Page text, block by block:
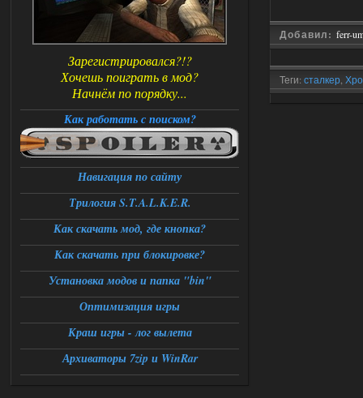
Добавил: ferr-
Теги: сталкер
Зарегистрировался?!?
Хочешь поиграть в мод?
Начнём по порядку...
Как работать с поиском?
Навигация по сайту
Трилогия S.T.A.L.K.E.R.
Как скачать мод, где кнопка?
Как скачать при блокировке?
Установка модов и папка "bin"
Оптимизация игры
Краш игры - лог вылета
Архиваторы 7zip и WinRar